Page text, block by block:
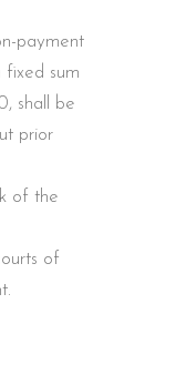
payment
sum
shall be
prior
of the
of